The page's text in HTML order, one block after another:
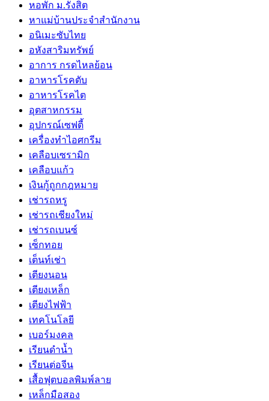
หอพัก ม.รังสิต
หาแม่บ้านประจำสำนักงาน
อนิเมะซับไทย
อหังสาริมทรัพย์
อาการ กรดไหลย้อน
อาหารโรคตับ
อาหารโรคไต
อุตสาหกรรม
อุปกรณ์เซฟตี้
เครื่องทำไอศกรีม
เคลือบเซรามิก
เคลือบแก้ว
เงินกู้ถูกกฎหมาย
เช่ารถหรู
เช่ารถเชียงใหม่
เช่ารถเบนซ์
เซ็กทอย
เต็นท์เช่า
เตียงนอน
เตียงเหล็ก
เตียงไฟฟ้า
เทคโนโลยี
เบอร์มงคล
เรียนดำน้ำ
เรียนต่อจีน
เสื้อฟุตบอลพิมพ์ลาย
เหล็กมือสอง